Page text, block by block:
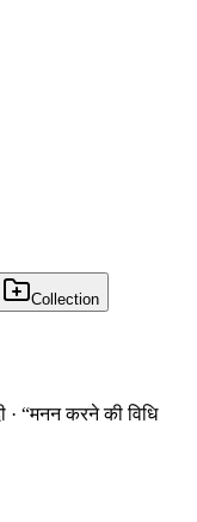
Collection
· “मनन करने की विधि